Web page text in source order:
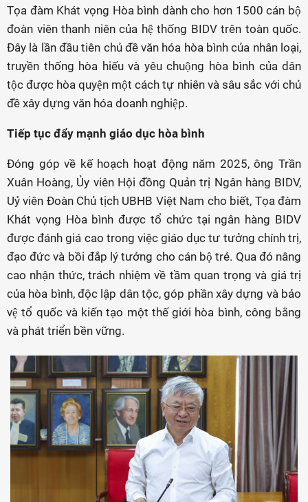
Tọa đàm Khát vọng Hòa bình dành cho hơn 1500 cán bộ
đoàn viên thanh niên của hệ thống BIDV trên toàn quốc.
Đây là lần đầu tiên chủ đề văn hóa hòa bình của nhân loại,
truyền thống hòa hiếu và yêu chuộng hòa bình của dân
tộc được hòa quyện một cách tự nhiên và sâu sắc với chủ
đề xây dựng văn hóa doanh nghiệp.
Tiếp tục đẩy mạnh giáo dục hòa bình
Đóng góp về kế hoạch hoạt động năm 2025, ông Trần
Xuân Hoàng, Ủy viên Hội đồng Quản trị Ngân hàng BIDV,
Uỷ viên Đoàn Chủ tịch UBHB Việt Nam cho biết, Tọa đàm
Khát vọng Hòa bình được tổ chức tại ngân hàng BIDV
được đánh giá cao trong việc giáo dục tư tưởng chính trị,
đạo đức và bồi đắp lý tưởng cho cán bộ trẻ. Qua đó nâng
cao nhận thức, trách nhiệm về tầm quan trọng và giá trị
của hòa bình, độc lập dân tộc, góp phần xây dựng và bảo
vệ tổ quốc và kiến tạo một thế giới hòa bình, công bằng
và phát triển bền vững.